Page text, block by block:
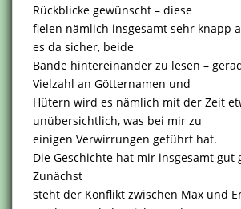
Rückblicke gewünscht – diese
fielen nämlich insgesamt sehr knapp
es da sicher, beide
Bände hintereinander zu lesen –
Vielzahl an Götternamen und
Hütern wird es nämlich mit der Zeit
unübersichtlich, was bei mir zu
einigen Verwirrungen geführt hat.
Die Geschichte hat mir insgesamt gut
Zunächst
steht der Konflikt zwischen Max und